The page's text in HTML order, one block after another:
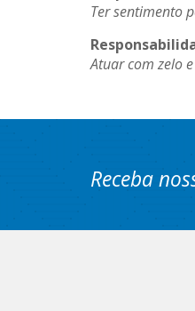
Ter sentimento
Atuar com zelo
Receba